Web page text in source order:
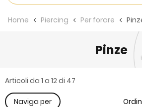
Home Piercing Per forare
Pinze
Articoli da 1 a 12di 47
Naviga per